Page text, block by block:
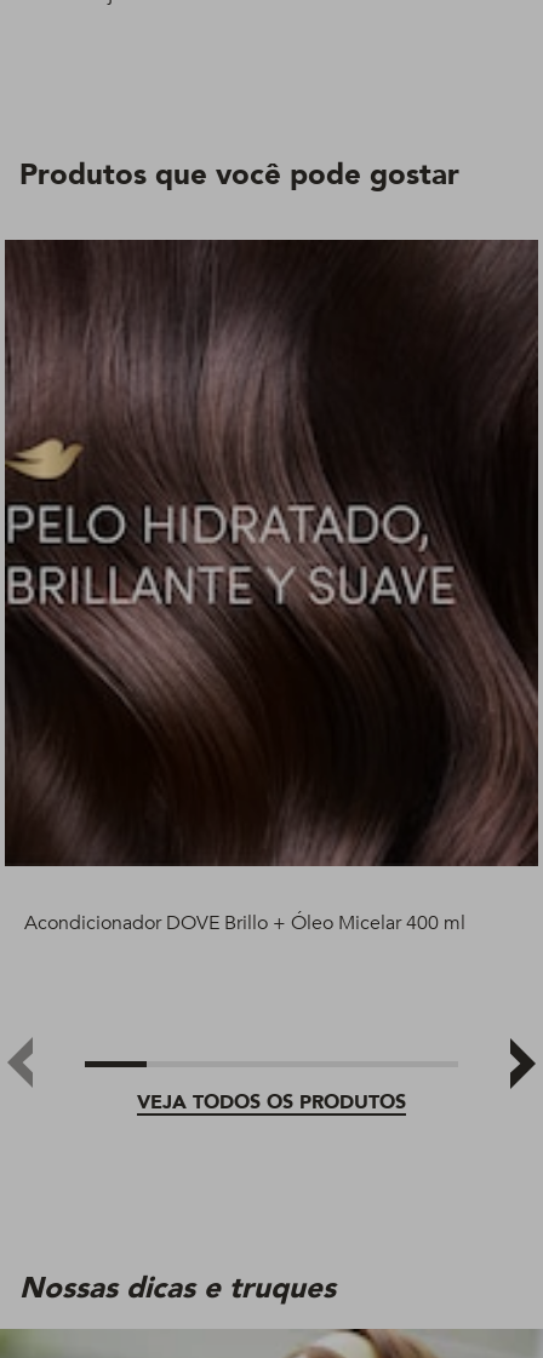
Produtos que você pode gostar
VEJA TODOS OS PRODUTOS
Acondicionador DOVE Brillo + Óleo Micelar 400 ml
Nossas dicas e truques